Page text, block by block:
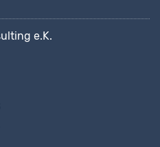
e.K.